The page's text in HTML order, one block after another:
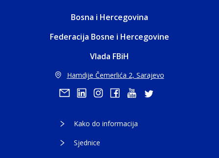
Bosna i Hercegovina
Federacija Bosne i Hercegovine
Vlada FBiH
Hamdije Čemerlića 2, Sarajevo
Kako do informacija
Sjednice